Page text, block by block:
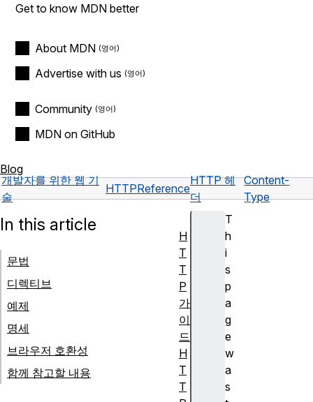
Get to know MDN better
About MDN
Advertise with us
Community
MDN on GitHub
Blog
개발자를 위한 웹 기
술
HTTPReference
HTTP 헤
더
Content-
Type
T
h
i
s
p
a
g
e
w
a
s
In this article
문법
디렉티브
예제
명세
브라우저 호환성
함께 참고할 내용
H
T
T
P
가
이
드
H
T
T